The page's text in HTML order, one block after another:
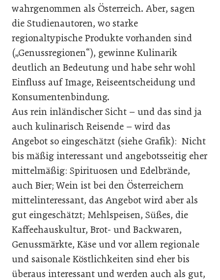
wahrgenommen als Österreich. Aber, sagen
die Studienautoren, wo starke
regionaltypische Produkte vorhanden sind
(„Genussregionen“), gewinne Kulinarik
deutlich an Bedeutung und habe sehr wohl
Einfluss auf Image, Reiseentscheidung und
Konsumentenbindung.
Aus rein inländischer Sicht – und das sind ja
auch kulinarisch Reisende – wird das
Angebot so eingeschätzt (siehe Grafik): Nicht
bis mäßig interessant und angebotsseitig eher
mittelmäßig: Spirituosen und Edelbrände,
auch Bier; Wein ist bei den Österreichern
mittelinteressant, das Angebot wird aber als
gut eingeschätzt; Mehlspeisen, Süßes, die
Kaffeehauskultur, Brot- und Backwaren,
Genussmärkte, Käse und vor allem regionale
und saisonale Köstlichkeiten sind eher bis
überaus interessant und werden auch als gut,